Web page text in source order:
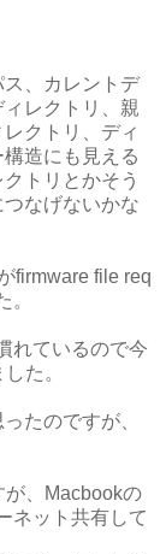
、カレントデ
レクトリ、親
クトリ、ディ
造にも見える
トリとかそう
なげないかな
firmware file req
。
れているので今
た。
たのですが、
が、Macbookの
ネット共有して